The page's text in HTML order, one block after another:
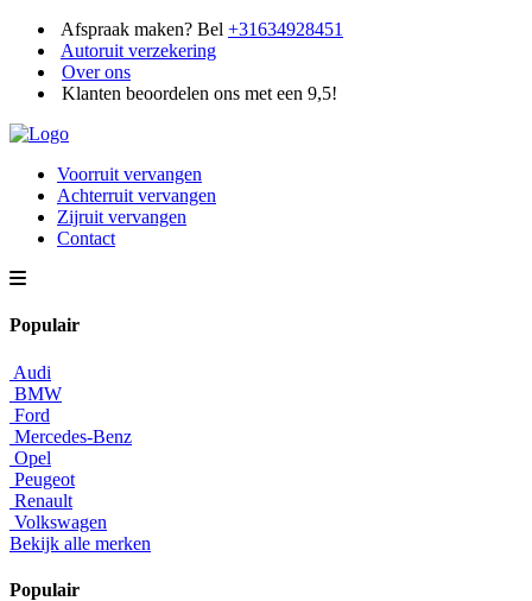
Afspraak maken? Bel +31634928451
Autoruit verzekering
Over ons
Klanten beoordelen ons met een 9,5!
Voorruit vervangen
Achterruit vervangen
Zijruit vervangen
Contact
Populair
Audi
BMW
Ford
Mercedes-Benz
Opel
Peugeot
Renault
Volkswagen
Bekijk alle merken
Populair